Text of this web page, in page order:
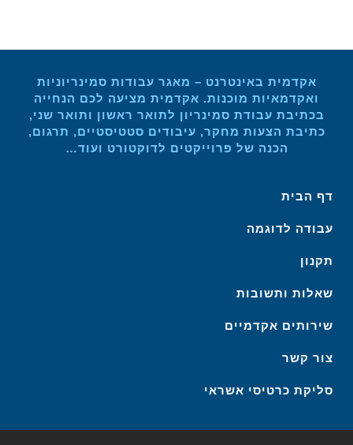
אקדמית באינטרנט – מאגר עבודות סמינריוניות
ואקדמאיות מוכנות. אקדמית מציעה לכם הנחייה
בכתיבת עבודת סמינריון לתואר ראשון ותואר שני,
כתיבת הצעות מחקר, עיבודים סטטיסטיים, תרגום,
הכנה של פרוייקטים לדוקטורט ועוד…
דף הבית
עבודה לדוגמה
תקנון
שאלות ותשובות
שירותים אקדמיים
צור קשר
סליקת כרטיסי אשראי